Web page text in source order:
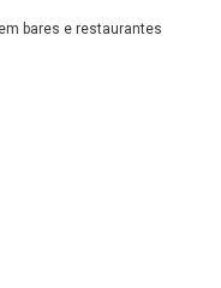
bares e restaurantes